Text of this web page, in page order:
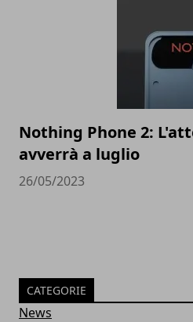
Nothing Phone 2:
avverrà a luglio
26/05/2023
CATEGORIE
News